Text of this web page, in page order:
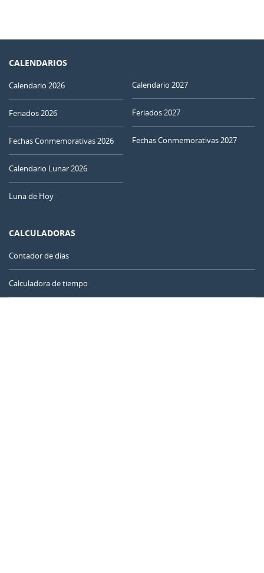
CALENDARIOS
Calendario 2026
Feriados 2026
Fechas Conmemorativas 2026
Calendario Lunar 2026
Luna de Hoy
Calendario 2027
Feriados 2027
Fechas Conmemorativas 2027
CALCULADORAS
Contador de días
Calculadora de tiempo